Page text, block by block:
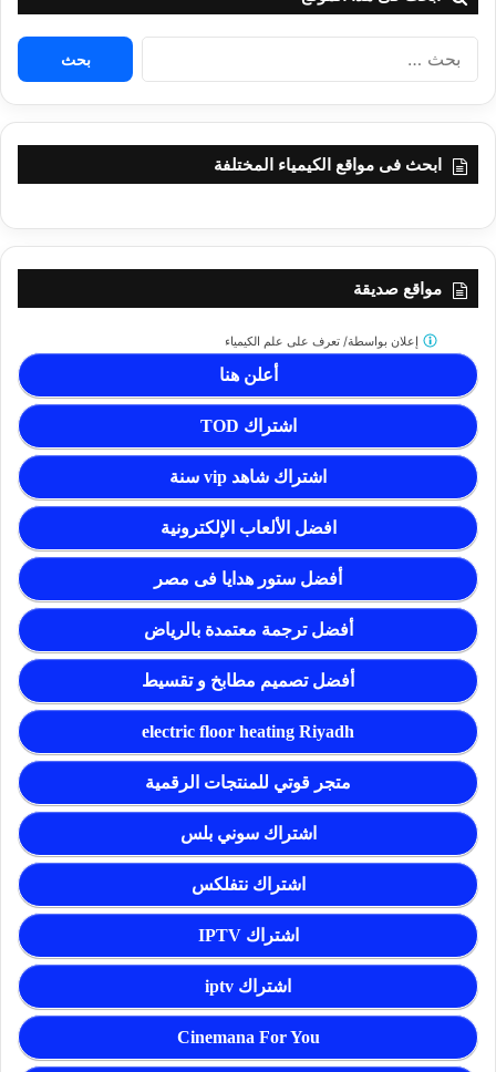
البحث
ابحث فى مواقع الكيمياء المختلفة
مواقع صديقة
أعلن هنا
اشتراك TOD
اشتراك شاهد vip سنة
افضل الألعاب الإلكترونية
أفضل ستور هدايا فى مصر
أفضل ترجمة معتمدة بالرياض
أفضل تصميم مطابخ و تقسيط
electric floor heating Riyadh
متجر قوتي للمنتجات الرقمية
اشتراك سوني بلس
اشتراك نتفلكس
اشتراك IPTV
اشتراك iptv
Cinemana For You
إعلان بواسطة/ تعرف على علم الكيمياء